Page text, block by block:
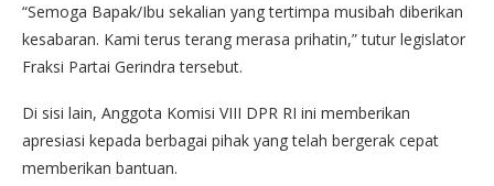
“Semoga Bapak/Ibu sekalian yang tertimpa musibah diberikan
kesabaran. Kami terus terang merasa prihatin,” tutur legislator
Fraksi Partai Gerindra tersebut.
Di sisi lain, Anggota Komisi VIII DPR RI ini memberikan
apresiasi kepada berbagai pihak yang telah bergerak cepat
memberikan bantuan.